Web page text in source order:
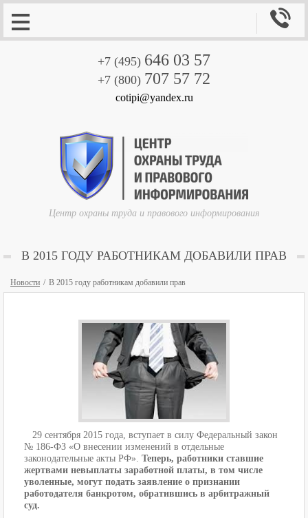
+7 (495) 646 03 57
+7 (800) 707 57 72
cotipi@yandex.ru
Центр охраны труда и правового информирования

В 2015 ГОДУ РАБОТНИКАМ ДОБАВИЛИ ПРАВ
Новости В 2015 году работникам добавили прав
29 сентября 2015 года, вступает в силу Федеральный закон
№ 186-ФЗ «О внесении изменений в отдельные
законодательные акты РФ». Теперь, работники ставшие
жертвами невыплаты заработной платы, в том числе
уволенные, могут подать заявление о признании
работодателя банкротом, обратившись в арбитражный
суд.